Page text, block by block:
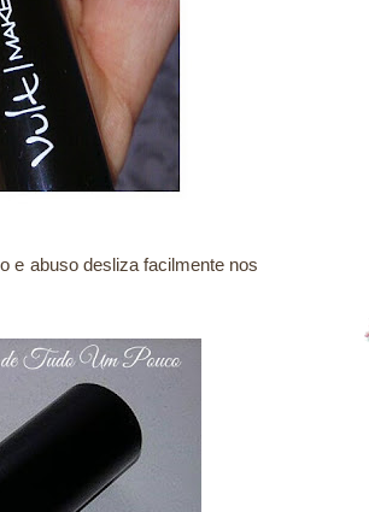
e abuso desliza facilmente nos